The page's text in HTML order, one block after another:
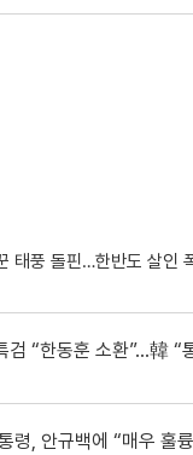
태풍 돌핀…한반도 살인
검 “한동훈 소환”…韓 “
령, 안규백에 “매우 훌